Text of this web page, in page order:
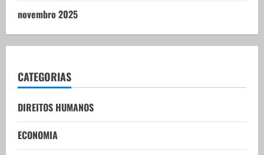
novembro 2025
CATEGORIAS
DIREITOS HUMANOS
ECONOMIA